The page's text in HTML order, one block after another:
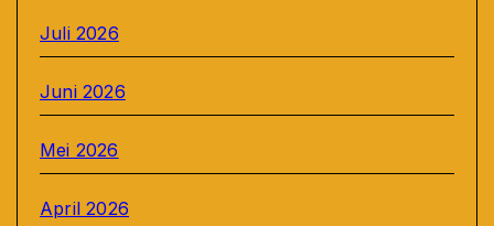
Juli 2026
Juni 2026
Mei 2026
April 2026